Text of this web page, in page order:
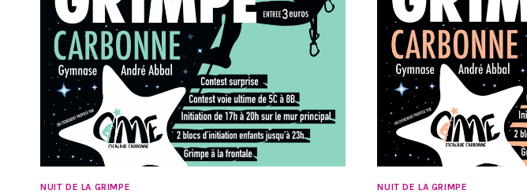
NUIT DE LA GRIMPE NUIT DE LA GRIMPE